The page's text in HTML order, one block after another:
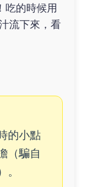
吃的時候用
流下來，看
的小點
（騙自